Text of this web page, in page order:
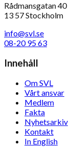
Rådmansgatan 40
13 57 Stockholm
info@svl.se
08-20 95 63
Innehåll
Om SVL
Vårt ansvar
Medlem
Fakta
Nyhetsarkiv
Kontakt
In English